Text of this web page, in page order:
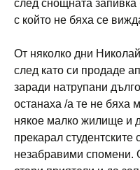
след снощната
с който не бяха се
От няколко дни
след като си продаде
заради натрупани
останаха /а те не бяха
някое малко жилище и
прекарал
незабравими спомени.